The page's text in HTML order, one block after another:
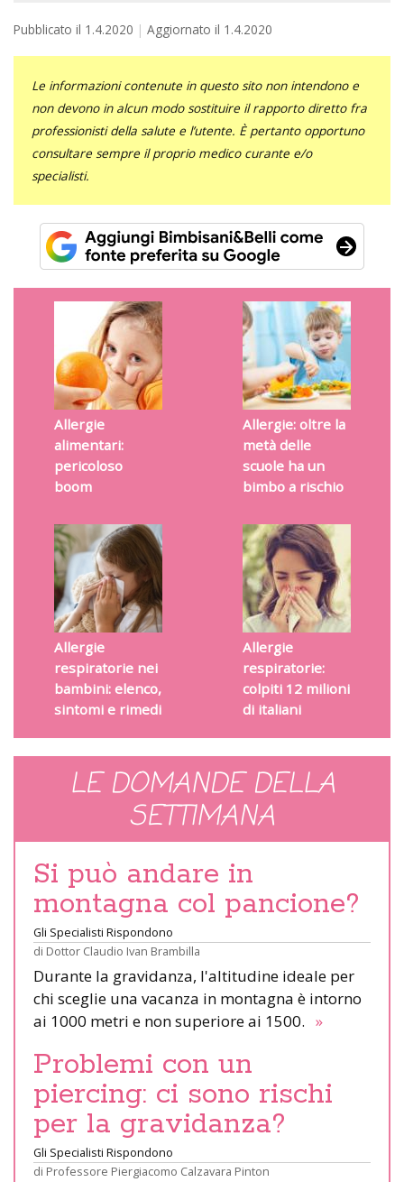
Pubblicato il 1.4.2020 Aggiornato il 1.4.2020
Le informazioni contenute in questo sito non intendono e
non devono in alcun modo sostituire il rapporto diretto fra
professionisti della salute e l’utente. È pertanto opportuno
consultare sempre il proprio medico curante e/o
specialisti.
Allergie
alimentari:
pericoloso
boom
Allergie: oltre la
metà delle
scuole ha un
bimbo a rischio
Allergie
respiratorie nei
bambini: elenco,
sintomi e rimedi
Allergie
respiratorie:
colpiti 12 milioni
di italiani
LE DOMANDE DELLA
SETTIMANA
Si può andare in
montagna col pancione?
Gli Specialisti Rispondono
di Dottor Claudio Ivan Brambilla
Durante la gravidanza, l'altitudine ideale per
chi sceglie una vacanza in montagna è intorno
ai 1000 metri e non superiore ai 1500. »
Problemi con un
piercing: ci sono rischi
per la gravidanza?
Gli Specialisti Rispondono
di Professore Piergiacomo Calzavara Pinton